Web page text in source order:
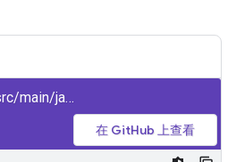
classroom/snippets/src/main/java/ListSubmissions.java
在 GitHub 上查看